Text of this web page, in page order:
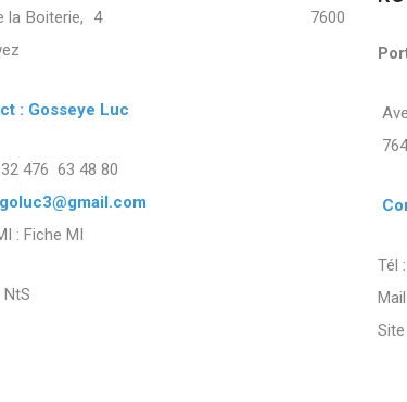
de la Boiterie, 4 7600
: Gosseye Luc
476 63 48 80
goluc3@gmail.com
: Fiche MI
NtS
Tél